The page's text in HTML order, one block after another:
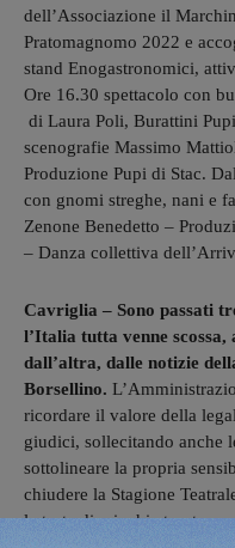
dell’Associazione il
Pratomagnomo 2022 e
stand Enogastronomici,
Ore 16.30 spettacolo con
di Laura Poli, Burattini
scenografie Massimo
Produzione Pupi di Stac.
con gnomi streghe, nani e
Zenone Benedetto –
– Danza collettiva
Cavriglia – Sono passati
l’Italia tutta venne
dall’altra, dalle notizie
Borsellino.
ricordare il valore della
giudici, sollecitando anche
sottolineare la propria
chiudere la Stagione
le teste di minchia trenta